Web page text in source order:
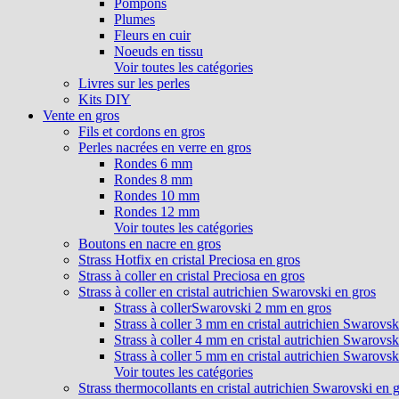
Pompons
Plumes
Fleurs en cuir
Noeuds en tissu
Voir toutes les catégories
Livres sur les perles
Kits DIY
Vente en gros
Fils et cordons en gros
Perles nacrées en verre en gros
Rondes 6 mm
Rondes 8 mm
Rondes 10 mm
Rondes 12 mm
Voir toutes les catégories
Boutons en nacre en gros
Strass Hotfix en cristal Preciosa en gros
Strass à coller en cristal Preciosa en gros
Strass à coller en cristal autrichien Swarovski en gros
Strass à collerSwarovski 2 mm en gros
Strass à coller 3 mm en cristal autrichien
Strass à coller 4 mm en cristal autrichien
Strass à coller 5 mm en cristal autrichien
Voir toutes les catégories
Strass thermocollants en cristal autrichien Swarovski en